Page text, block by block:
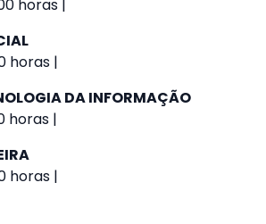
horas |
horas |
DA INFORMAÇÃO
horas |
horas |